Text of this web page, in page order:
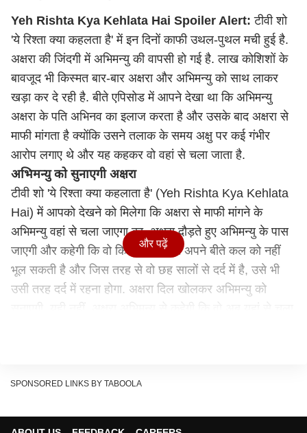
Yeh Rishta Kya Kehlata Hai Spoiler Alert: टीवी शो
'ये रिश्ता क्या कहलता है' में इन दिनों काफी उथल-पुथल मची हुई है.
अक्षरा की जिंदगी में अभिमन्यु की वापसी हो गई है. लाख कोशिशों के
बावजूद भी किस्मत बार-बार अक्षरा और अभिमन्यु को साथ लाकर
खड़ा कर दे रही है. बीते एपिसोड में आपने देखा था कि अभिमन्यु
अक्षरा के पति अभिनव का इलाज करता है और उसके बाद अक्षरा से
माफी मांगता है क्योंकि उसने तलाक के समय अक्षु पर कई गंभीर
आरोप लगाए थे और यह कहकर वो वहां से चला जाता है.
अभिमन्यु को सुनाएगी अक्षरा
टीवी शो 'ये रिश्ता क्या कहलाता है' (Yeh Rishta Kya Kehlata
Hai) में आपको देखने को मिलेगा कि अक्षरा से माफी मांगने के
अभिमन्यु वहां से चला जाएगा का. अक्षरा दौड़ते हुए अभिमन्यु के पास
जाएगी और कहेगी कि वो किसी भी हाल में अपने बीते कल को नहीं
भूल सकती है और जिस तरह से वो छह सालों से दर्द में है, उसे भी
उसी तरह दर्द में रहना होगा. अक्षरा दिल खोलकर अभिमन्यु को
फिर सारी बातों के तार एक-दूसरे से जोड़ने लग जाएगा. सबकुछ एक
और पढ़ें
SPONSORED LINKS BY TABOOLA